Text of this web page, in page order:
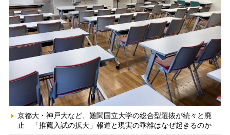
京都大・神戸大など、難関国立大学の総合型選抜が続々と廃
止 「推薦入試の拡大」報道と現実の乖離はなぜ起きるのか